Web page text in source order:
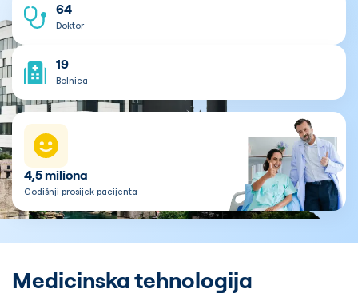
64
Doktor
19
Bolnica
4,5 miliona
Godišnji prosijek pacijenta
Medicinska tehnologija